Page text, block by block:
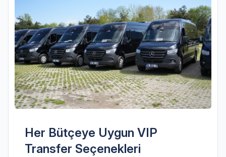
Her Bütçeye Uygun VIP
Transfer Seçenekleri